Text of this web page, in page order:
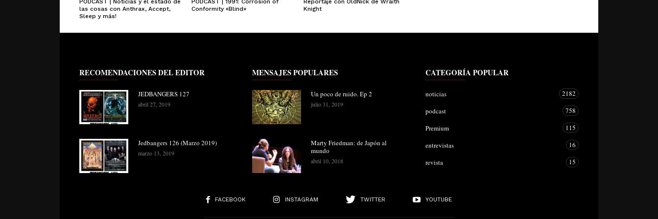
PODCAST | Noticias y el estado de
las cosas con Anthrax, Accept,
Sleep y más!
PODCAST | 1991: Corrosion of
Conformity «Blind»
Reportaje con OldNick de Wraith
Knight
RECOMENDACIONES DEL EDITOR
JEDBANGERS 127
abril 27, 2019
Jedbangers 126 (Marzo 2019)
marzo 13, 2019
MENSAJES POPULARES
Un poco de ruido. Ep 2
julio 31, 2019
Marty Friedman: de Japón al
mundo
abril 10, 2018
CATEGORÍA POPULAR
noticias
2182
podcast
758
Premium
115
entrevistas
16
revista
15
FACEBOOK INSTAGRAM TWITTER YOUTUBE